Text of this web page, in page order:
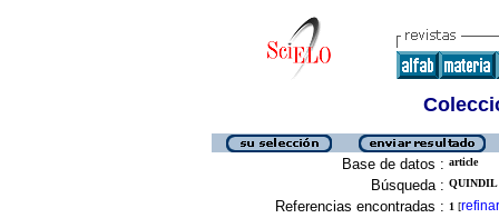
Base de datos : article
Búsqueda : QUINDIL
Referencias encontradas : 1 [refinar